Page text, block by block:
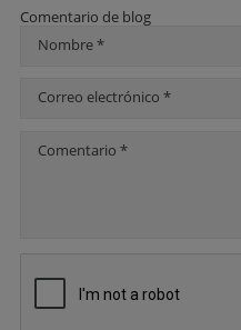
Comentario de blog
Nombre *
Correo electrónico *
Comentario *